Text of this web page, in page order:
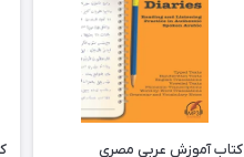
کتاب آموزش عربی مصری